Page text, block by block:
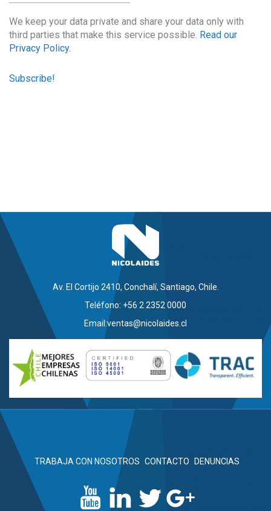
We keep your data private and share your data only with
third parties that make this service possible. Read our
Privacy Policy.
Av. El Cortijo 2410, Conchalí, Santiago, Chile.
Teléfono: +56 2 2352 0000
Email:ventas@nicolaides.cl
TRABAJA CON NOSOTROS CONTACTO DENUNCIAS